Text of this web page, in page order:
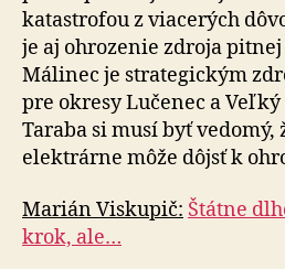
katastrofou z via­ce­rých
je aj ohrozenie zdroja
Málinec je strategickým
pre okresy Lučenec a
Taraba si musí byť vedomý,
elektrárne môže dôjsť k
Marián Viskupič: Štátne
krok, ale…